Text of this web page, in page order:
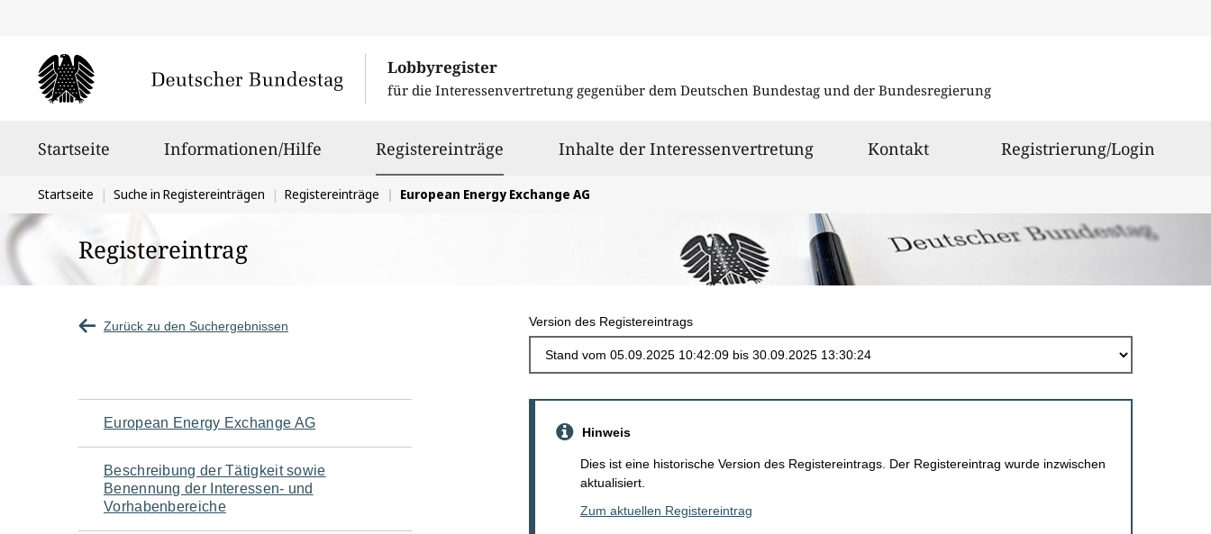
Lobbyregister
für die Interessenvertretung gegenüber dem Deutschen Bundestag und der Bundesregierung
Startseite Informationen/Hilfe Registereinträge ausgewähltInhalte der Interessenvertretung Kontakt Registrierung/Login
Sie
befinden
sich
hier:
Startseite Suche in Registereinträgen Registereinträge European Energy Exchange AG
Registereintrag
Zurück zu den Suchergebnissen Version des Registereintrags
Navigation
für
den
European Energy Exchange AG
Beschreibung der Tätigkeit sowie
Benennung der Interessen- und
Vorhabenbereiche
Hinweis
Dies ist eine historische Version des Registereintrags. Der Registereintrag wurde inzwischen
aktualisiert.
Zum aktuellen Registereintrag